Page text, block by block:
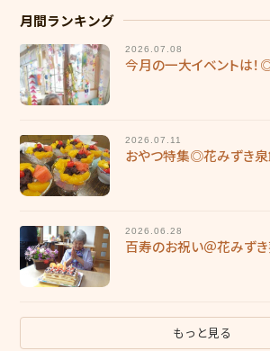
月間ランキング
2026.07.08
今月の一大イベントは
2026.07.11
おやつ特集◎花みずき
2026.06.28
百寿のお祝い＠花みず
もっと見る